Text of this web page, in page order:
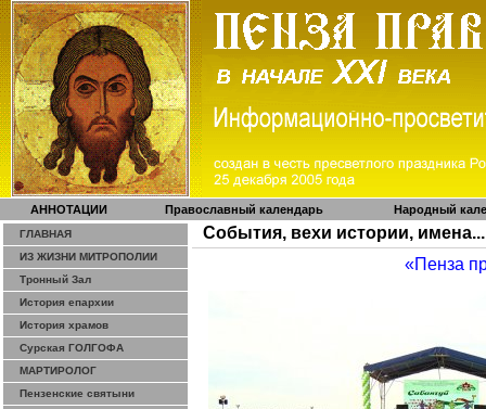
АННОТАЦИИ Православный календарь Народный
ГЛАВНАЯ
ИЗ ЖИЗНИ МИТРОПОЛИИ
Тронный Зал
История епархии
История храмов
Сурская ГОЛГОФА
МАРТИРОЛОГ
Пензенские святыни
События, вехи истории, имена...
«Пенза